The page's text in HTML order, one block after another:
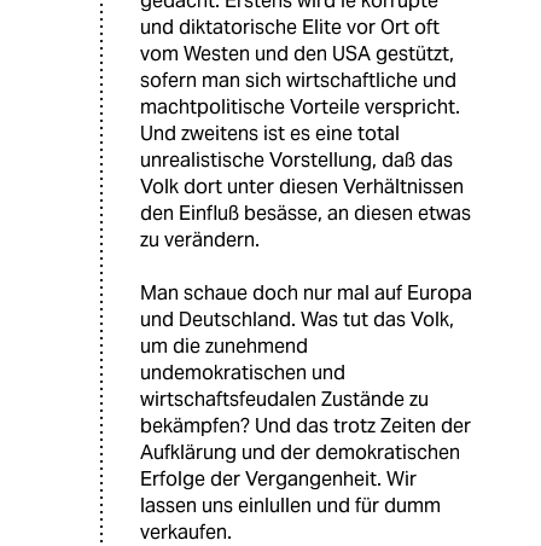
und diktatorische Elite vor Ort oft
vom Westen und den USA gestützt,
sofern man sich wirtschaftliche und
machtpolitische Vorteile verspricht.
Und zweitens ist es eine total
unrealistische Vorstellung, daß das
Volk dort unter diesen Verhältnissen
den Einfluß besässe, an diesen etwas
zu verändern.
Man schaue doch nur mal auf Europa
und Deutschland. Was tut das Volk,
um die zunehmend
undemokratischen und
wirtschaftsfeudalen Zustände zu
bekämpfen? Und das trotz Zeiten der
Aufklärung und der demokratischen
Erfolge der Vergangenheit. Wir
lassen uns einlullen und für dumm
verkaufen.